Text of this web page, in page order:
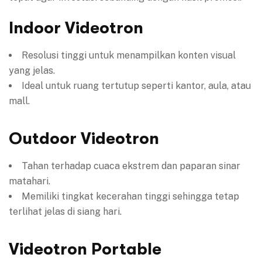
Indoor Videotron
Resolusi tinggi untuk menampilkan konten visual
yang jelas.
Ideal untuk ruang tertutup seperti kantor, aula, atau
mall.
Outdoor Videotron
Tahan terhadap cuaca ekstrem dan paparan sinar
matahari.
Memiliki tingkat kecerahan tinggi sehingga tetap
terlihat jelas di siang hari.
Videotron Portable